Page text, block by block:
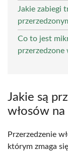
Jakie zabiegi
Co to jest
przerzedzone
Jakie są
włosów na
Przerzedzenie
którym zmaga